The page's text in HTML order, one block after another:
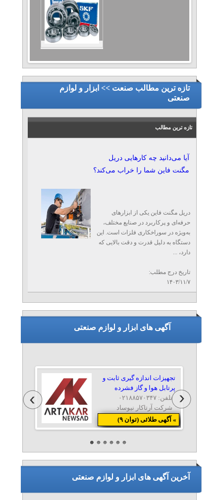
تازه ترین مطالب صنعت >> ابزار و لوازم
صنعتی
تازه ترین مطالب
آیا می‌دانید چه کارهایی دریل
مگنت فاین شما را خراب می‌کند؟
دریل مگنت فاین یکی از ابزارهای
حرفه‌ای و پرکاربرد در صنایع مختلف،
به‌ویژه در سوراخکاری فلزات است. این
دستگاه به دلیل قدرت و دقت بالایی که
دارد، ...
تاریخ درج مطلب:
۱۴۰۳/۱۱/۷
آگهی های ابزار و لوازم صنعتی
تجهیزات اندازه گیری ثابت و
پرتابل هوا و گاز فشرده
شرکت آرتاکار نیوساد
تلفن: ۰۲۱۸۸۵۷۰۳۴۷
» آگهی طلائی (توان ۹)
آخرین آگهی های ابزار و لوازم صنعتی